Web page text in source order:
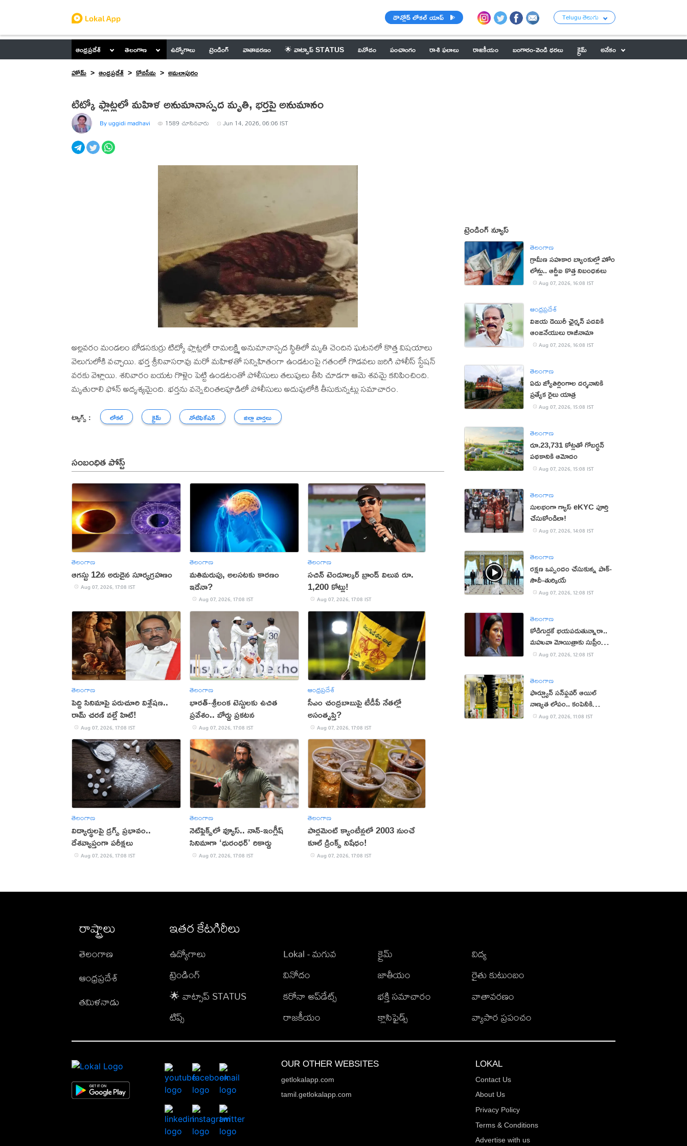
డౌన్లోడ్ లోకల్ యాప్ Telugu తెలుగు
ఆంధ్రప్రదేశ్ తెలంగాణ ఉద్యోగాలు ట్రెండింగ్ వాతావరణం 🌟 వాట్సాప్ STATUS వినోదం పంచాంగం రాశి ఫలాలు రాజకీయం బంగారం-వెండి ధరలు క్రైమ్
అనేకం
హోమ్
ఆంధ్రప్రదేశ్ కోనసీమ అమలాపురం
టిట్కో ఫ్లాట్లలో మహిళ అనుమానాస్పద మృతి, భర్తపై అనుమానం
By uggidi madhavi 1589 చూసినవారు Jun 14, 2026, 06:06 IST
అల్లవరం మండలం బోడసకుర్రు టిట్కో ఫ్లాట్లలో రామలక్ష్మి అనుమానాస్పద స్థితిలో మృతి చెందిన ఘటనలో కొత్త విషయాలు
వెలుగులోకి వచ్చాయి. భర్త శ్రీనివాసరావు మరో మహిళతో సన్నిహితంగా ఉండటంపై గతంలో గొడవలు జరిగి పోలీస్ స్టేషన్
వరకు వెళ్లాయి. శనివారం బయట గొళ్లెం పెట్టి ఉండటంతో పోలీసులు తలుపులు తీసి చూడగా ఆమె శవమై కనిపించింది.
మృతురాలి ఫోన్ అదృశ్యమైంది. భర్తను వన్నెచింతలపూడిలో పోలీసులు అదుపులోకి తీసుకున్నట్లు సమాచారం.
ట్యాగ్స్ : లోకల్ క్రైమ్ నోటిఫికేషన్ జిల్లా వార్తలు
సంబంధిత పోస్ట్
తెలంగాణ
ఆగస్టు 12న అరుదైన సూర్యగ్రహణం
Aug 07, 2026, 17:08 IST
తెలంగాణ
మతిమరుపు, అలసటకు కారణం
ఇదేనా?
Aug 07, 2026, 17:08 IST
తెలంగాణ
సచిన్ టెండూల్కర్ బ్రాండ్ విలువ రూ.
1,200 కోట్లు!
Aug 07, 2026, 17:08 IST
తెలంగాణ
పెద్ది సినిమాపై పరుచూరి విశ్లేషణ..
రామ్ చరణ్ వల్లే హిట్!
Aug 07, 2026, 17:08 IST
తెలంగాణ
భారత్-శ్రీలంక టెస్టులకు ఉచిత
ప్రవేశం.. బోర్డు ప్రకటన
Aug 07, 2026, 17:08 IST
ఆంధ్రప్రదేశ్
సీఎం చంద్రబాబుపై టీడీపీ నేతల్లో
అసంతృప్తి?
Aug 07, 2026, 17:08 IST
తెలంగాణ
విద్యార్థులపై డ్రగ్స్ ప్రభావం..
దేశవ్యాప్తంగా పరీక్షలు
Aug 07, 2026, 17:08 IST
తెలంగాణ
నెట్‌ఫ్లిక్స్‌లో వ్యూస్.. నాన్-ఇంగ్లీష్
సినిమాగా ‘ధురంధర్’ రికార్డు
Aug 07, 2026, 17:08 IST
తెలంగాణ
పార్లమెంట్ క్యాంటీన్లలో 2003 నుంచే
కూల్ డ్రింక్స్ నిషేధం!
Aug 07, 2026, 17:08 IST
ట్రెండింగ్ న్యూస్
తెలంగాణ
గ్రామీణ సహకార బ్యాంకుల్లో హోం
లోన్లు.. ఆర్బీఐ కొత్త నిబంధనలు
Aug 07, 2026, 16:08 IST
ఆంధ్రప్రదేశ్
విజయ డెయిరీ ఛైర్మన్ పదవికి
ఆంజనేయులు రాజీనామా
Aug 07, 2026, 16:08 IST
తెలంగాణ
ఏడు జ్యోతిర్లింగాల దర్శనానికి
ప్రత్యేక రైలు యాత్ర
Aug 07, 2026, 15:08 IST
తెలంగాణ
రూ.23,731 కోట్లతో గోబర్ధన్
పథకానికి ఆమోదం
Aug 07, 2026, 15:08 IST
తెలంగాణ
సులభంగా గ్యాస్ eKYC పూర్తి
చేసుకోండిలా!
Aug 07, 2026, 14:08 IST
తెలంగాణ
రక్షణ ఒప్పందం చేసుకున్న పాక్‌-
సౌదీ-తుర్కియే
Aug 07, 2026, 12:08 IST
తెలంగాణ
కోడిగుడ్లకే భయపడుతున్నారా..
మహువా మోయిత్రాకు సుప్రీం
చురకలు
Aug 07, 2026, 12:08 IST
తెలంగాణ
ఫార్చ్యూన్ సన్‌ఫ్లవర్ ఆయిల్
నాణ్యత లోపం.. కంపెనీకి
జరిమానా
Aug 07, 2026, 11:08 IST
రాష్ట్రాలు
తెలంగాణ
ఆంధ్రప్రదేశ్
తమిళనాడు
ఇతర కేటగిరీలు
ఉద్యోగాలు
ట్రెండింగ్
🌟 వాట్సాప్ STATUS
టిప్స్
Lokal - మగువ
వినోదం
కరోనా అప్‌డేట్స్
రాజకీయం
క్రైమ్
జాతీయం
భక్తి సమాచారం
క్లాసిఫైడ్స్
విద్య
రైతు కుటుంబం
వాతావరణం
వ్యాపార ప్రపంచం
OUR OTHER WEBSITES
getlokalapp.com
tamil.getlokalapp.com
LOKAL
Contact Us
About Us
Privacy Policy
Terms & Conditions
Advertise with us